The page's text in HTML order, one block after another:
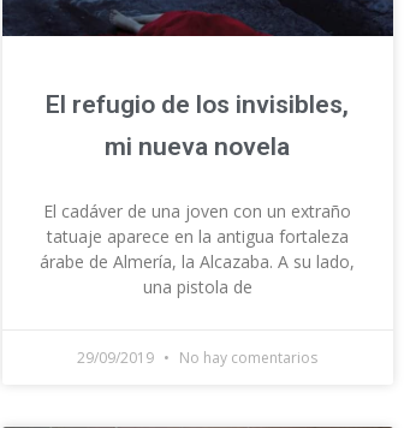
El refugio de los invisibles,
mi nueva novela
El cadáver de una joven con un extraño
tatuaje aparece en la antigua fortaleza
árabe de Almería, la Alcazaba. A su lado,
una pistola de
29/09/2019 No hay comentarios